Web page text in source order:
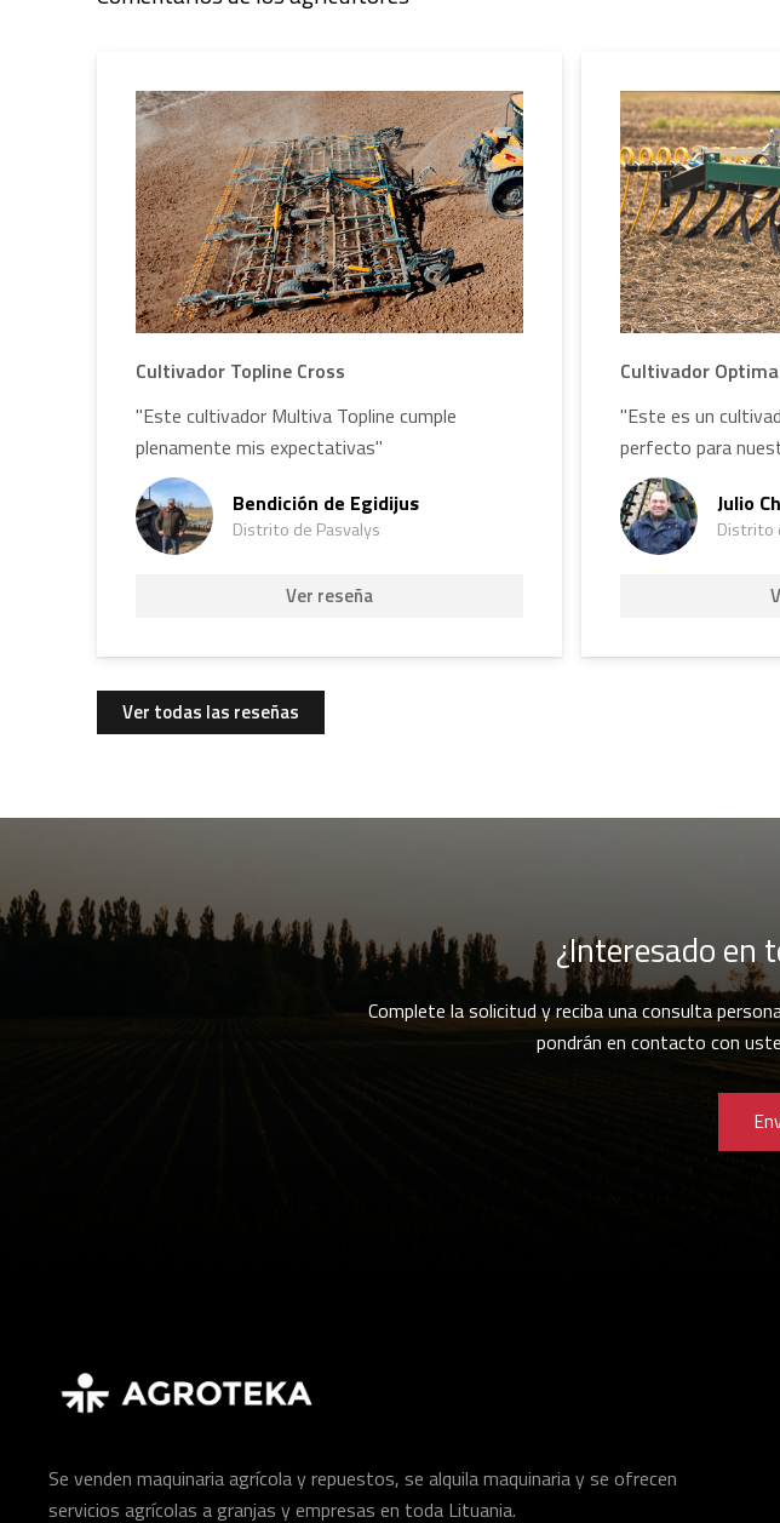
Cultivador Topline Cross
"Este cultivador Multiva Topline cumple
plenamente mis expectativas"
Bendición de Egidijus
Distrito de Pasvalys
Ver reseña
Cultivador
"Este es un
perfecto para
Julio
Distrito
Ver todas las reseñas
¿Interesado en
Complete la solicitud y reciba una consulta
pondrán en contacto con
Se venden maquinaria agrícola y repuestos, se alquila maquinaria y se ofrecen
servicios agrícolas a granjas y empresas en toda Lituania.